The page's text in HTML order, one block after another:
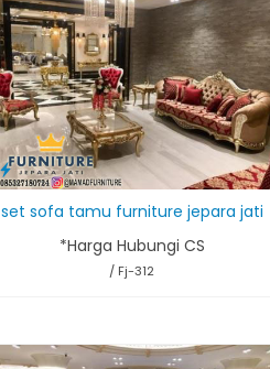
set sofa tamu furniture jepara jati
*Harga Hubungi CS
/ Fj-312